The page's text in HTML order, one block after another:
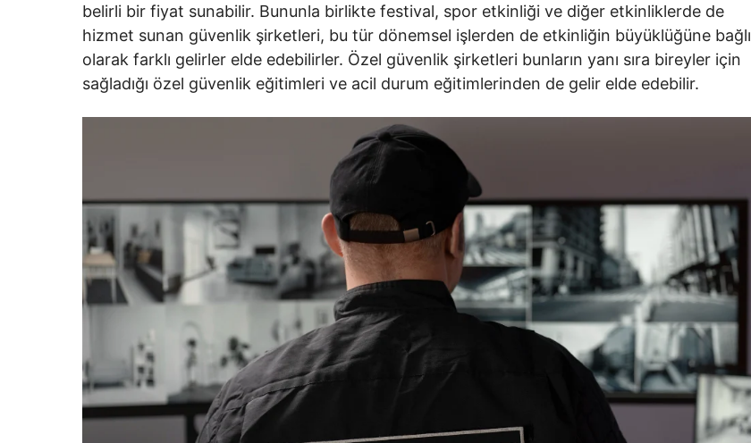
belirli bir fiyat sunabilir. Bununla birlikte festival, spor etkinliği ve diğer etkinliklerde de
hizmet sunan güvenlik şirketleri, bu tür dönemsel işlerden de etkinliğin büyüklüğüne bağlı
olarak farklı gelirler elde edebilirler. Özel güvenlik şirketleri bunların yanı sıra bireyler için
sağladığı özel güvenlik eğitimleri ve acil durum eğitimlerinden de gelir elde edebilir.